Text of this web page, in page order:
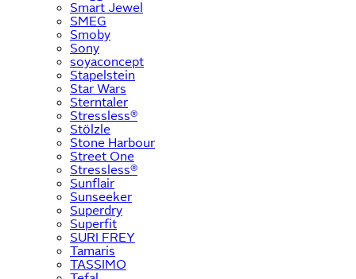
Smart Jewel
SMEG
Smoby
Sony
soyaconcept
Stapelstein
Star Wars
Sterntaler
Stressless®
Stölzle
Stone Harbour
Street One
Stressless®
Sunflair
Sunseeker
Superdry
Superfit
SURI FREY
Tamaris
TASSIMO